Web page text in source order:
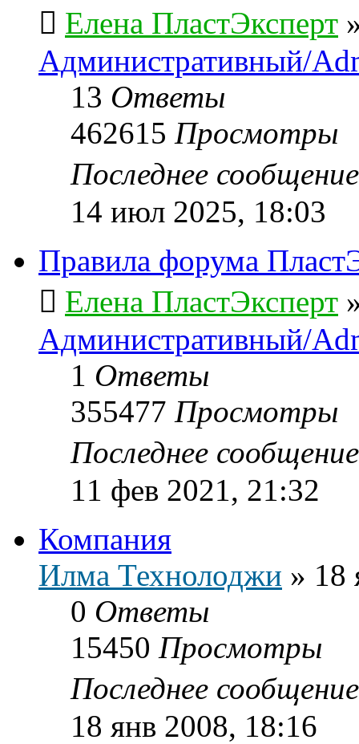
Елена ПластЭксперт
Административный/
13 Ответы
462615 Просмотры
Последнее
14 июл 2025, 18:03
Правила форума
Елена ПластЭксперт
Административный/
1 Ответы
355477 Просмотры
Последнее
11 фев 2021, 21:32
Компания
Илма Технолоджи » 18
0 Ответы
15450 Просмотры
Последнее
18 янв 2008, 18:16